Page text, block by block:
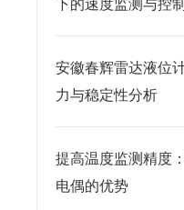
下的速度监测与控
安徽春辉雷达液位
力与稳定性分析
提高温度监测精度
电偶的优势